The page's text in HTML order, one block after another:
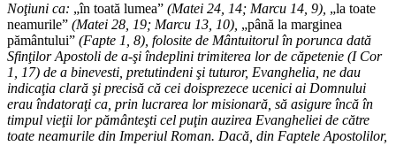
Noţiuni ca: „în toată lumea” (Matei 24, 14; Marcu 14, 9), „la toate
neamurile” (Matei 28, 19; Marcu 13, 10), „până la marginea
pământului” (Fapte 1, 8), folosite de Mântuitorul în porunca dată
Sfinţilor Apostoli de a-şi îndeplini trimiterea lor de căpetenie (I Cor
1, 17) de a binevesti, pretutindeni şi tuturor, Evanghelia, ne dau
indicaţia clară şi precisă că cei doisprezece ucenici ai Domnului
erau îndatoraţi ca, prin lucrarea lor misionară, să asigure încă în
timpul vieţii lor pământeşti cel puţin auzirea Evangheliei de către
toate neamurile din Imperiul Roman. Dacă, din Faptele Apostolilor,